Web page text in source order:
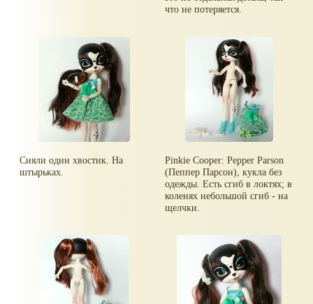
что не потеряется.
Сняли один хвостик. На
штырьках.
Pinkie Cooper: Pepper Parson
(Пеппер Парсон), кукла без
одежды. Есть сгиб в локтях; в
коленях небольшой сгиб - на
щелчки.